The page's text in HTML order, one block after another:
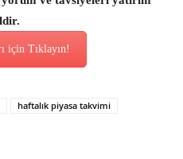
için Tıklayın!
haftalık piyasa takvimi